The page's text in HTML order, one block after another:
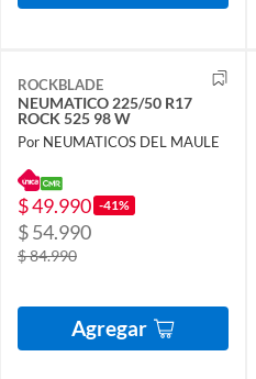
ROCKBLADE
NEUMATICO 225/50 R17
ROCK 525 98 W
Por NEUMATICOS DEL MAULE
$ 49.990 -41%
$ 54.990
$ 84.990
Agregar